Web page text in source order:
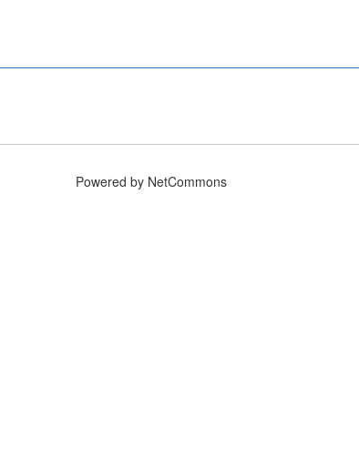
Powered by NetCommons